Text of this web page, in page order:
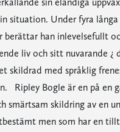
situation. Under fyra långa
berättar han inlevelsefullt
liv och sitt nuvarande ¿
skildrad med språklig
Ripley Bogle är en på en
smärtsam skildring av en
men som har en